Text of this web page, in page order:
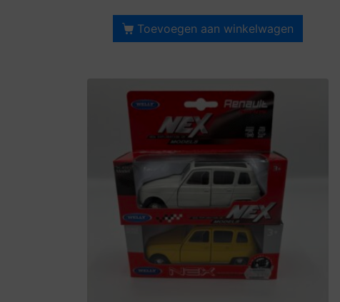
Toevoegen aan winkelwagen